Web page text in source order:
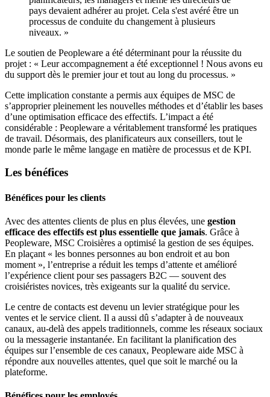
pays devaient adhérer au projet. Cela s'est avéré être un
processus de conduite du changement à plusieurs
niveaux. »
Le soutien de Peopleware a été déterminant pour la réussite du
projet : « Leur accompagnement a été exceptionnel ! Nous avons eu
du support dès le premier jour et tout au long du processus. »
Cette implication constante a permis aux équipes de MSC de
s’approprier pleinement les nouvelles méthodes et d’établir les bases
d’une optimisation efficace des effectifs. L’impact a été
considérable : Peopleware a véritablement transformé les pratiques
de travail. Désormais, des planificateurs aux conseillers, tout le
monde parle le même langage en matière de processus et de KPI.
Les bénéfices
Bénéfices pour les clients
Avec des attentes clients de plus en plus élevées, une gestion
efficace des effectifs est plus essentielle que jamais. Grâce à
Peopleware, MSC Croisières a optimisé la gestion de ses équipes.
En plaçant « les bonnes personnes au bon endroit et au bon
moment », l’entreprise a réduit les temps d’attente et amélioré
l’expérience client pour ses passagers B2C — souvent des
croisiéristes novices, très exigeants sur la qualité du service.
Le centre de contacts est devenu un levier stratégique pour les
ventes et le service client. Il a aussi dû s’adapter à de nouveaux
canaux, au-delà des appels traditionnels, comme les réseaux sociaux
ou la messagerie instantanée. En facilitant la planification des
équipes sur l’ensemble de ces canaux, Peopleware aide MSC à
répondre aux nouvelles attentes, quel que soit le marché ou la
plateforme.